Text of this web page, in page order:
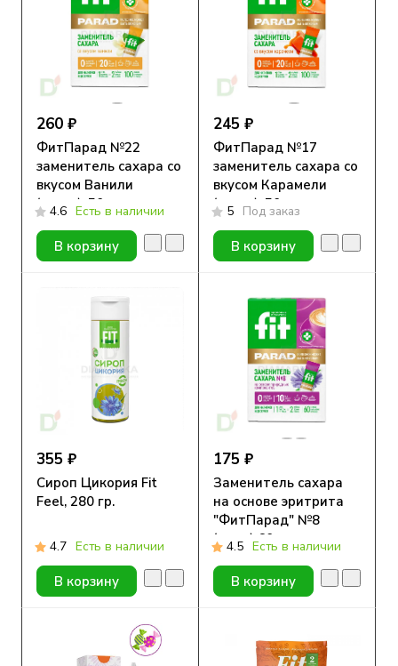
260 ₽
ФитПарад №22
заменитель сахара со
вкусом Ванили
(стики), 50гр
4.6 Есть в наличии
В корзину
245 ₽
ФитПарад №17
заменитель сахара со
вкусом Карамели
(стики), 50гр
5 Под заказ
В корзину
355 ₽
Сироп Цикория Fit
Feel, 280 гр.
4.7 Есть в наличии
В корзину
175 ₽
Заменитель сахара
на основе эритрита
"ФитПарад" №8
(саше) 60 штук
4.5 Есть в наличии
В корзину